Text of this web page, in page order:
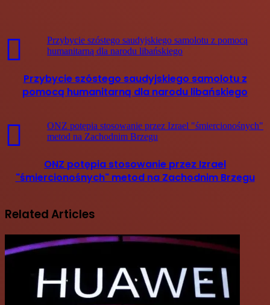
Przybycie szóstego saudyjskiego samolotu z pomocą
humanitarną dla narodu libańskiego
Przybycie szóstego saudyjskiego samolotu z
pomocą humanitarną dla narodu libańskiego
ONZ potępia stosowanie przez Izrael "śmiercionośnych"
metod na Zachodnim Brzegu
ONZ potępia stosowanie przez Izrael
"śmiercionośnych" metod na Zachodnim Brzegu
Related Articles